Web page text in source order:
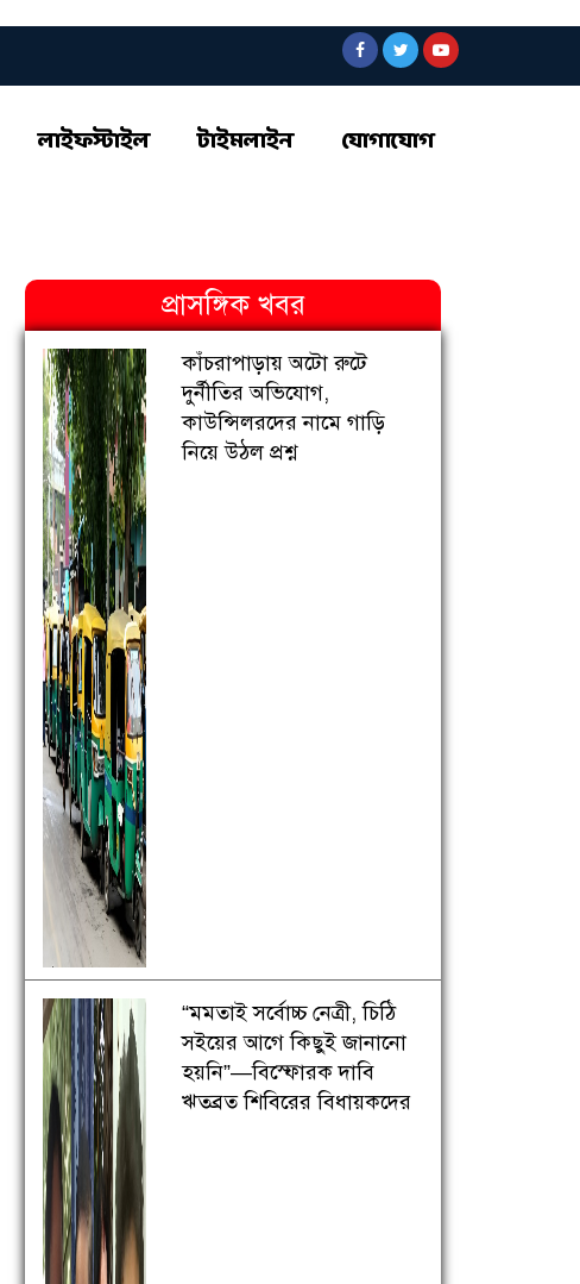
লাইফস্টাইল টাইমলাইন যোগাযোগ
প্রাসঙ্গিক খবর
কাঁচরাপাড়ায় অটো রুটে
দুর্নীতির অভিযোগ,
কাউন্সিলরদের নামে গাড়ি
নিয়ে উঠল প্রশ্ন
“মমতাই সর্বোচ্চ নেত্রী, চিঠি
সইয়ের আগে কিছুই জানানো
হয়নি”—বিস্ফোরক দাবি
ঋতব্রত শিবিরের বিধায়কদের